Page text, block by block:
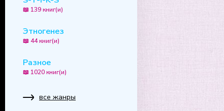
📖 139 книг(и)
Этногенез
📖 44 книг(и)
Разное
📖 1020 книг(и)
все жанры